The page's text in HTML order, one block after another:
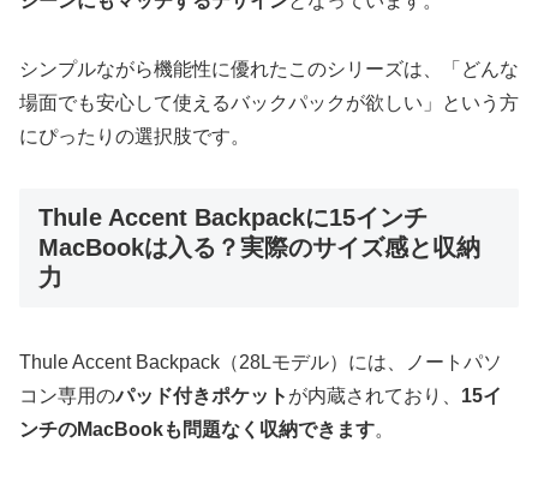
シンプルながら機能性に優れたこのシリーズは、「どんな
場面でも安心して使えるバックパックが欲しい」という方
にぴったりの選択肢です。
Thule Accent Backpackに15インチ
MacBookは入る？実際のサイズ感と収納
力
Thule Accent Backpack（28Lモデル）には、ノートパソ
コン専用のパッド付きポケット が内蔵されており、 15イ
ンチのMacBookも問題なく収納できます。